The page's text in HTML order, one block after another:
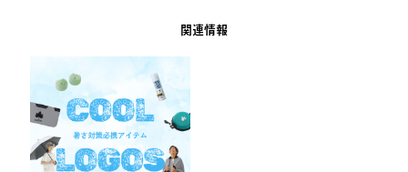
関連情報